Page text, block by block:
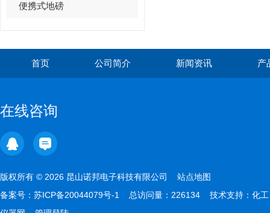
便携式地磅
首页 公司简介 新闻资讯 产
在线咨询
版权所有 © 2026 昆山诺邦电子科技有限公司 站点地图
备案号： 苏ICP备20044079号-1 总访问量：226134 技术支持： 化工